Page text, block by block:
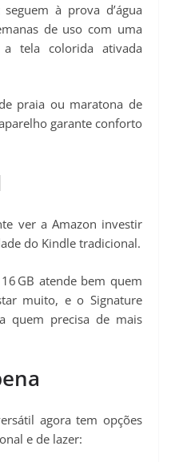
à prova d’água
de uso com uma
tela colorida ativada
praia ou maratona de
garante conforto
ver a Amazon investir
do Kindle tradicional.
GB atende bem quem
muito, e o Signature
quem precisa de mais
agora tem opções
e de lazer: